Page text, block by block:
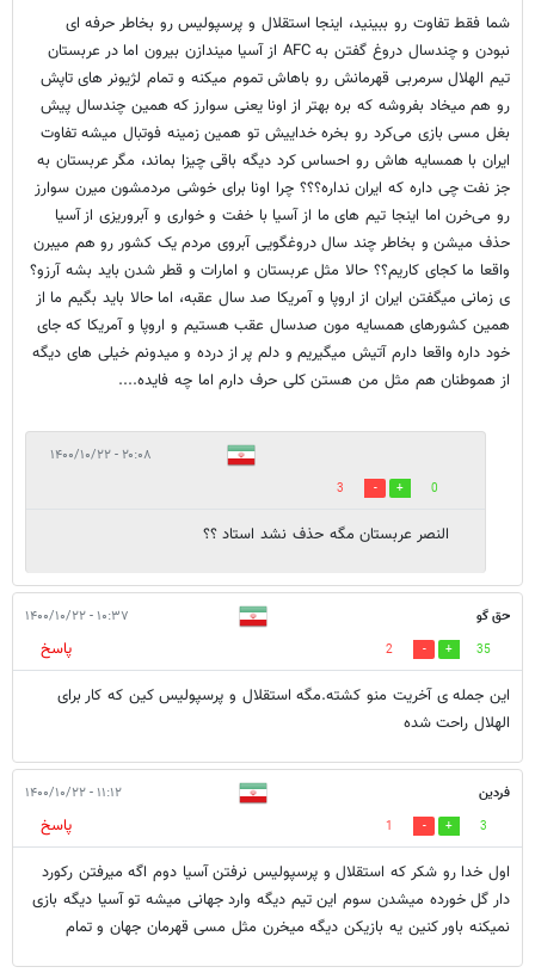
شما فقط تفاوت رو ببینید، اینجا استقلال و پرسپولیس رو بخاطر حرفه ای
نبودن و چندسال دروغ گفتن به AFC از آسیا میندازن بیرون اما در عربستان
تیم الهلال سرمربی قهرمانش رو باهاش تموم میکنه و تمام لژیونر های تاپش
رو هم میخاد بفروشه که بره بهتر از اونا یعنی سوارز که همین چندسال پیش
بغل مسی بازی می‌کرد رو بخره خداییش تو همین زمینه فوتبال میشه تفاوت
ایران با همسایه هاش رو احساس کرد دیگه باقی چیزا بماند، مگر عربستان به
جز نفت چی داره که ایران نداره؟؟؟ چرا اونا برای خوشی مردمشون میرن سوارز
رو می‌خرن اما اینجا تیم های ما از آسیا با خفت و خواری و آبروریزی از آسیا
حذف میشن و بخاطر چند سال دروغگویی آبروی مردم یک کشور رو هم میبرن
واقعا ما کجای کاریم؟؟ حالا مثل عربستان و امارات و قطر شدن باید بشه آرزو؟
ی زمانی میگفتن ایران از اروپا و آمریکا صد سال عقبه، اما حالا باید بگیم ما از
همین کشورهای همسایه مون صدسال عقب هستیم و اروپا و آمریکا که جای
خود داره واقعا دارم آتیش میگیریم و دلم پر از درده و میدونم خیلی های دیگه
از هموطنان هم مثل من هستن کلی حرف دارم اما چه فایده....
۲۰:۰۸ - ۱۴۰۰/۱۰/۲۲
0
3
النصر عربستان مگه حذف نشد استاد ؟؟
حق گو ۱۰:۳۷ - ۱۴۰۰/۱۰/۲۲
35
2
پاسخ
این جمله ی آخریت منو کشته.مگه استقلال و پرسپولیس کین که کار برای
الهلال راحت شده
فردین ۱۱:۱۲ - ۱۴۰۰/۱۰/۲۲
3
1
پاسخ
اول خدا رو شکر که استقلال و پرسپولیس نرفتن آسیا دوم اگه میرفتن رکورد‌
دار گل خورده میشدن‌ سوم این‌ تیم دیگه وارد جهانی میشه‌ تو آسیا دیگه بازی
نمیکنه باور کنین یه بازیکن دیگه میخرن مثل مسی قهرمان جهان و تمام